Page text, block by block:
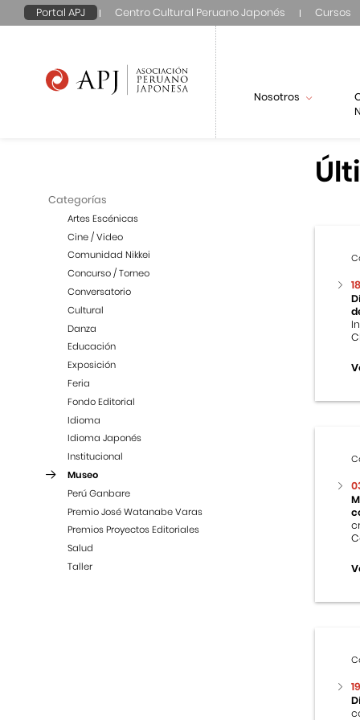
Portal APJ Centro Cultural Peruano Japonés Cursos
Nosotros
Categorías
Artes Escénicas
Cine / Video
Comunidad Nikkei
Concurso / Torneo
Conversatorio
Cultural
Danza
Educación
Exposición
Feria
Fondo Editorial
Idioma
Idioma Japonés
Institucional
Museo
Perú Ganbare
Premio José Watanabe Varas
Premios Proyectos Editoriales
Salud
Taller